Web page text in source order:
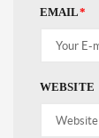
EMAIL*
WEBSITE